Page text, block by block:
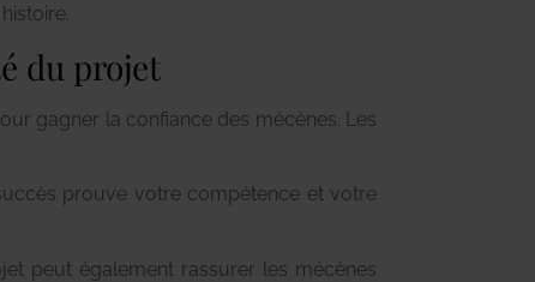
du projet
gagner la confiance des mécènes. Les
prouve votre compétence et votre
peut également rassurer les mécènes